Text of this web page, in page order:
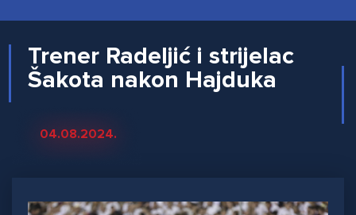
Trener Radeljić i strijelac
Šakota nakon Hajduka
04.08.2024.